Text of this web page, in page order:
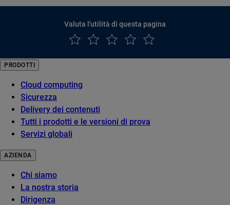
Valuta l'utilità di questa pagina
PRODOTTI
Cloud computing
Sicurezza
Delivery dei contenuti
Tutti i prodotti e le versioni di prova
Servizi globali
AZIENDA
Chi siamo
La nostra storia
Dirigenza